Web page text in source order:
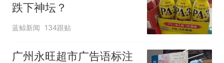
跌下神坛？
蓝鲸新闻 134跟贴
广州永旺超市广告语标注